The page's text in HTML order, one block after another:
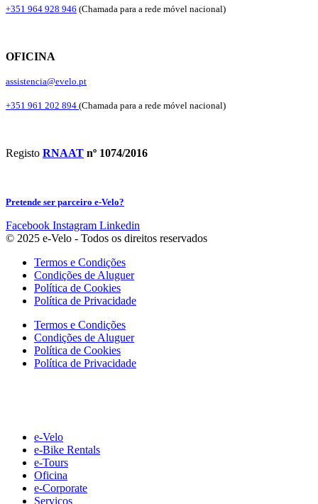
+351 964 928 946 (Chamada para a rede móvel nacional)
OFICINA
assistencia@evelo.pt
+351 961 202 894 (Chamada para a rede móvel nacional)
Registo RNAAT nº 1074/2016
Pretende ser parceiro e-Velo?
Facebook Instagram Linkedin
© 2025 e-Velo - Todos os direitos reservados
Termos e Condições
Condições de Aluguer
Política de Cookies
Política de Privacidade
Termos e Condições
Condições de Aluguer
Política de Cookies
Política de Privacidade
e-Velo
e-Bike Rentals
e-Tours
Oficina
e-Corporate
Serviços